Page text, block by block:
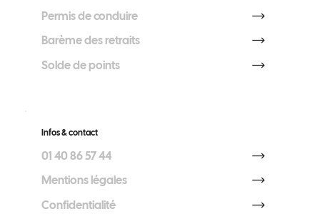
Permis de conduire
Barème des retraits
Solde de points
Infos & contact
01 40 86 57 44
Mentions légales
Confidentialité